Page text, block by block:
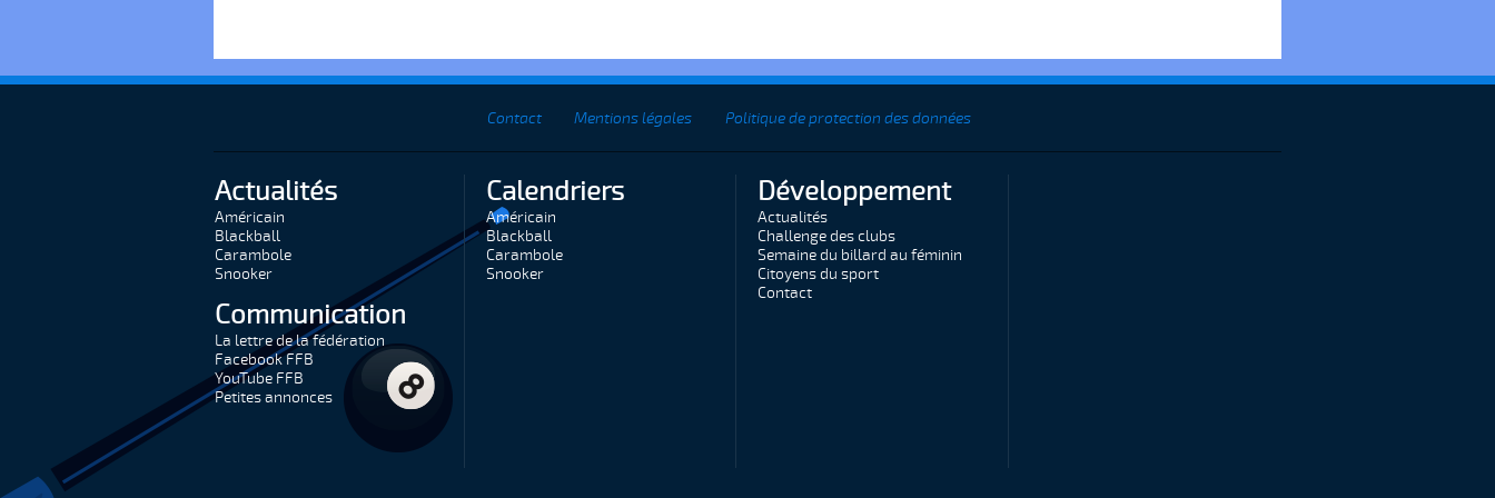
Contact Mentions légales Politique de protection des données
Actualités
Américain
Blackball
Carambole
Snooker
Communication
La lettre de la fédération
Facebook FFB
YouTube FFB
Petites annonces
Calendriers
Américain
Blackball
Carambole
Snooker
Développement
Actualités
Challenge des clubs
Semaine du billard au féminin
Citoyens du sport
Contact